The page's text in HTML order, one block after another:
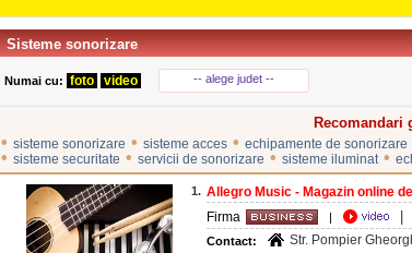
Sisteme sonorizare
Numai cu: foto video -- alege judet --
Recomandari
• sisteme sonorizare • sisteme acces • echipamente de sonorizare
• sisteme securitate • servicii de sonorizare • sisteme iluminat •
1. Allegro Music - Magazin online
Firma
|
Contact:
Str. Pompier